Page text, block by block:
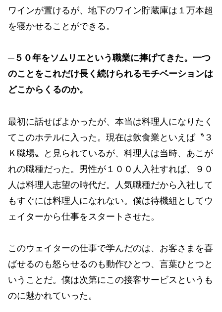
ワインが置けるが、地下のワイン貯蔵庫は１万本超
を寝かせることができる。
─５０年をソムリエという職業に捧げてきた。一つ
のことをこれだけ長く続けられるモチベーションは
どこからくるのか。
最初に話せばよかったが、本当は料理人になりたく
てこのホテルに入った。現在は飲食業といえば〝３
Ｋ職場〟と見られているが、料理人は当時、あこが
れの職種だった。男性が１００人入社すれば、９０
人は料理人志望の時代だ。人気職種だから入社して
もすぐには料理人になれない。僕は待機組としてウ
ェイターから仕事をスタートさせた。
このウェイターの仕事で学んだのは、お客さまを喜
ばせるのも怒らせるのも動作ひとつ、言葉ひとつと
いうことだ。僕は次第にこの接客サービスというも
のに魅かれていった。